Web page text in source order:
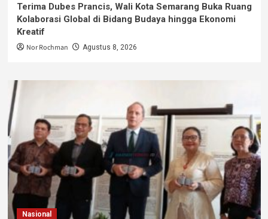
Terima Dubes Prancis, Wali Kota Semarang Buka Ruang
Kolaborasi Global di Bidang Budaya hingga Ekonomi
Kreatif
Nor Rochman Agustus 8, 2026
Nasional